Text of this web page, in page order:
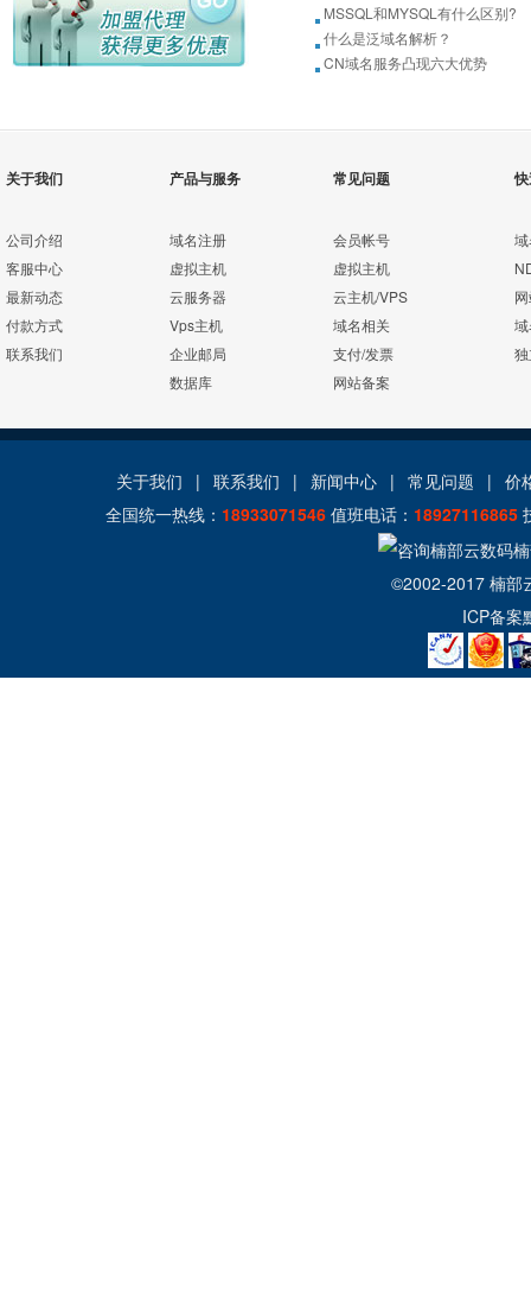
MSSQL和MYSQL有什么区别?
什么是泛域名解析？
CN域名服务凸现六大优势
关于我们
公司介绍
客服中心
最新动态
付款方式
联系我们
产品与服务
域名注册
虚拟主机
云服务器
Vps主机
企业邮局
数据库
常见问题
会员帐号
虚拟主机
云主机/VPS
域名相关
支付/发票
网站备案
关于我们 | 联系我们 | 新闻中心 | 常见问题 | 价
全国统一热线： 18933071546 值班电话： 18927116865
©2002-2017楠部
ICP备案